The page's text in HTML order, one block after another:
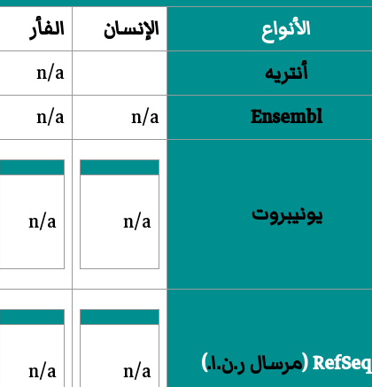
الأنواع
الإنسان
الفأر
أنتريه
n/a
Ensembl
n/a
n/a
يونيبروت n/a
n/a
RefSeq ( مرسال ر.ن.ا.)
n/a
n/a